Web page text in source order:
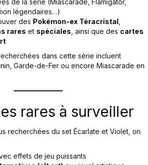
de la série (Miascarade, Flâmigator,
légendaires…)
des Pokémon-ex Téracristal
rares et spéciales , ainsi que des cartes
dans cette série incluent
Garde-de-Fer ou encore Miascarade en
rares à surveiller
recherchées du set Écarlate et Violet, on
effets de jeu puissants